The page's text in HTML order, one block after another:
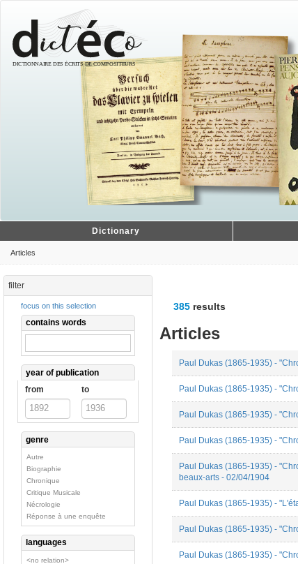
Dictionary
Articles
filter
focus on this selection
contains words
year of publication
from
to
genre
Autre
Biographie
Chronique
Critique Musicale
Nécrologie
Réponse à une enquête
languages
<no relation>
385 results
Articles
Paul Dukas (1865-1935) -
Paul Dukas (1865-1935) -
Paul Dukas (1865-1935) -
Paul Dukas (1865-1935) -
Paul Dukas (1865-1935) -
beaux-arts - 02/04/1904
Paul Dukas (1865-1935) -
Paul Dukas (1865-1935) -
Paul Dukas (1865-1935) -